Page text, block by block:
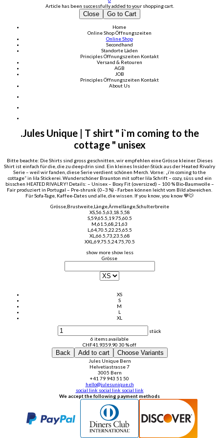
Article has been successfully added to your shopping cart.
Close Go to Cart
Home
Online ShopÖffnungszeiten
Online Shop
Secondhand
Standorte Läden
PrinciplesÖffnungszeiten Kontakt
Versand & Retouren
AGB
JOB
PrinciplesÖffnungszeiten Kontakt
About Us
.Jules Unique | T shirt " i`m coming to the
cottage " unisex
Bitte beachte: Die Shirts sind gross geschnitten, wir empfehlen eine Grösse kleiner. Dieses
Shirt ist einfach für die, die zu deep drin sind. Ein kleines Insider-Stück aus der Heated Rivalry
Serie – weil wir fanden, diese Serie verdient schönen Merch. Vorne: „i’m coming to the
cottage“ in lila Stickerei. Wunderschöner Braunton mit softer lila Schrift – cozy, süss und ein
bisschen HEATED RIVALRY! Details: – Unisex – Boxy Fit (oversized) – 100 % Bio-Baumwolle –
Fair produziert in Portugal – Pre-shrunk (0–3 %) - Farben können leicht vom Bild abweichen.
Für Sofa-Tage, Kaffee-Dates und alle, die wissen. If you know, you know 🤎🐭
Grösse,Brustweite,Länge,Ärmellänge,Schulterbreite
XS,56.5,63,18.5,58
S,59,65.5,19.75,60.5
M,61.5,68,21,63
L,64,70.5,22.25,65.5
XL,66.5,73,23.5,68
XXL,69,75.5,24.75,70.5
show more show less
Grösse
XS
S
M
L
XL
stück
6 items available
CHF41.9359.90 30 % off
Back Add to cart Choose Variants
Jules Unique Bern
Helvetiastrasse 7
3005 Bern
+41 79 943 51 50
hello@julesunique.ch
social link social link social link
We accept the following payment methods